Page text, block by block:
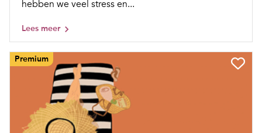
hebben we veel stress en...
Lees meer
Premium